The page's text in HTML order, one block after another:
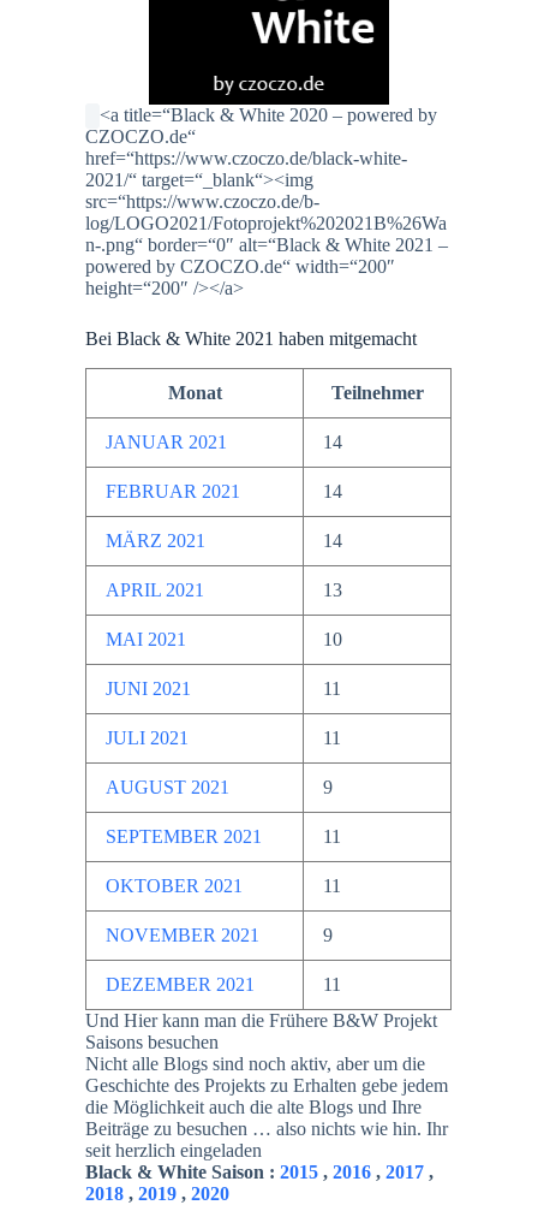
<a title=“Black & White 2020 – powered by
CZOCZO.de“
href=“https://www.czoczo.de/black-white-
2021/“ target=“_blank“><img
src=“https://www.czoczo.de/b-
log/LOGO2021/Fotoprojekt%202021B%26Wa
n-.png“ border=“0″ alt=“Black & White 2021 –
powered by CZOCZO.de“ width=“200″
height=“200″ /></a>
Bei Black & White 2021 haben mitgemacht
Monat Teilnehmer
JANUAR 2021 14
FEBRUAR 2021 14
MÄRZ 2021 14
APRIL 2021 13
MAI 2021 10
JUNI 2021 11
JULI 2021 11
AUGUST 2021 9
SEPTEMBER 2021 11
OKTOBER 2021 11
NOVEMBER 2021 9
DEZEMBER 2021
11
Und Hier kann man die Frühere B&W Projekt
Saisons besuchen
Nicht alle Blogs sind noch aktiv, aber um die
Geschichte des Projekts zu Erhalten gebe jedem
die Möglichkeit auch die alte Blogs und Ihre
Beiträge zu besuchen … also nichts wie hin. Ihr
seit herzlich eingeladen
Black & White Saison :2015 ,2016 ,2017 ,
2018 ,2019 ,2020